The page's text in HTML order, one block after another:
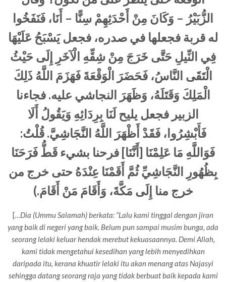
الزُّبَيْرُ – وَكَانَ مِنْ أَحْدَثِهِمْ سِنًّا – أَنَا، فَنَفَخُوا
له قربة فجعلها في صدره، فجعل يَسْبَحُ عَلَيْهَا
فِي النِّيلِ حَتَّى خَرَجَ مِنْ شِقِّهِ الْآخَرِ إِلَى حَيْثُ
الْتَقَى النَّاسُ، فَحَضَرَ الْوَقْعَةَ فَهَزَمَ اللَّهُ ذَلِكَ
الْمَلِكَ وَقَتَلَهُ، وَظَهَرَ النجاشي عليه. فجاءنا
الزبير فجعل يليح لَنَا بِرِدَائِهِ وَيَقُولُ أَلَا
فَأَبْشِرُوا، فَقَدْ أَظْهَرَ اللَّهُ النَّجَاشِيَّ. قُلْتُ:
فَوَاللَّهِ مَا عَلِمْنَا [أَنَّنَا] فرحنا بشيء قَطُّ فَرَحَنَا
بِظُهُورِ النَّجَاشِيِّ ثُمَّ أَقَمْنَا عِنْدَهُ حتى خرج من
خرج منا إِلَى مَكَّةَ، وَأَقَامَ مَنْ أَقَامَ.)
[…Dia (Ummu Salamah) berkata: “Lalu kami tinggal dengan jiran
yang baik di negeri yang baik. Belum pun sampai musim bunga, ada
seorang lelaki keluar hendak merebut kekuasaannya. Demi Allah,
kami tidak mengetahui kesedihan yang lebih menyedihkan
daripada itu, kerana khuatir lelaki itu akan menang atas Najasyi
sehingga datang seorang raja yang tidak berbuat baik kepada kami